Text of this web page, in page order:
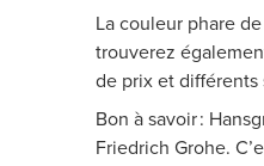
La couleur phare
trouverez
de prix et différents
Bon à savoir :
Friedrich Grohe.